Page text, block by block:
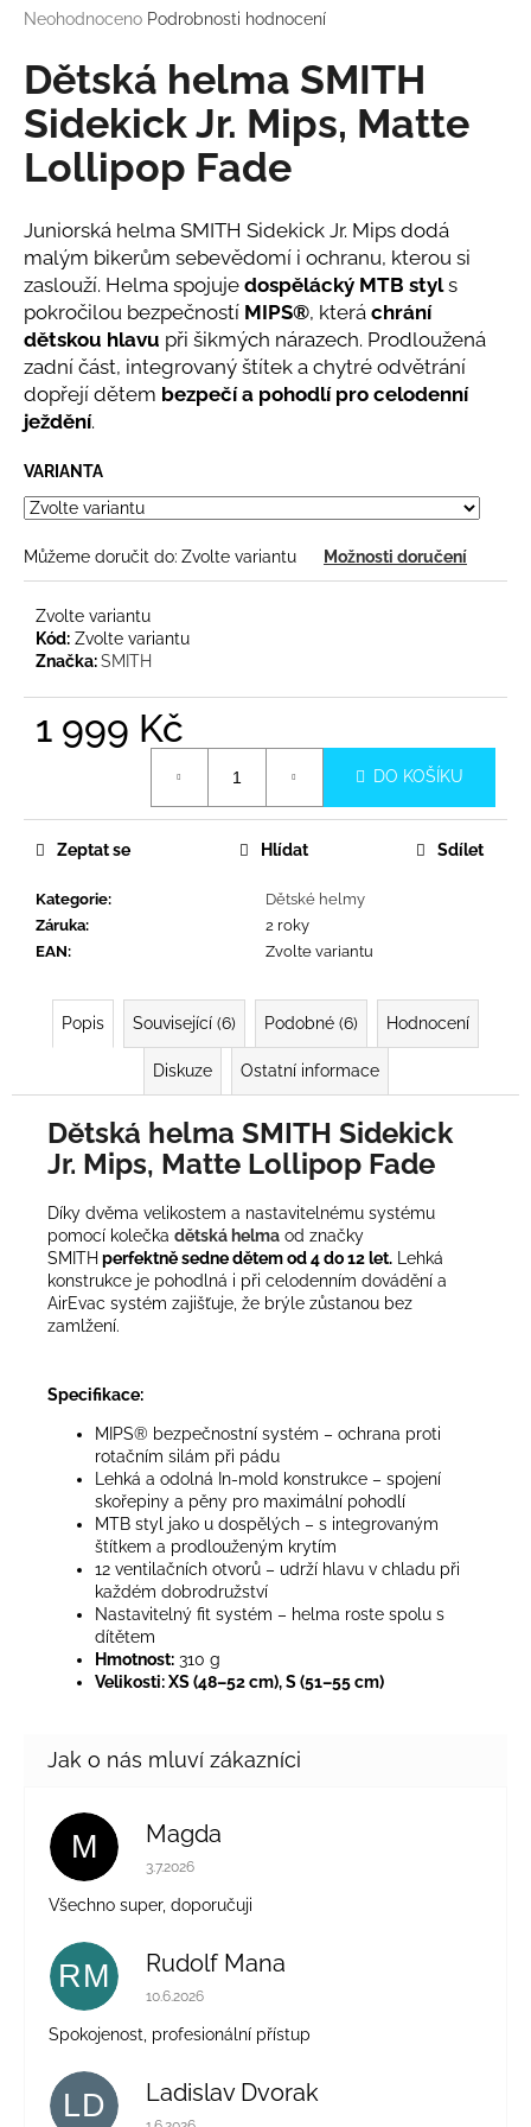
Průměrné
produktu
je
0,0
z
5
hvězdiček.
Neohodnoceno Podrobnosti hodnocení
Dětská helma SMITH
Sidekick Jr. Mips, Matte
Lollipop Fade
Juniorská helma SMITH Sidekick Jr. Mips dodá
malým bikerům sebevědomí i ochranu, kterou si
zaslouží. Helma spojuje dospělácký MTB styls
pokročilou bezpečností MIPS®, která chrání
dětskou hlavu při šikmých nárazech. Prodloužená
zadní část, integrovaný štítek a chytré odvětrání
dopřejí dětem bezpečí a pohodlí pro celodenní
ježdění.
VARIANTA
Můžeme doručit do: Zvolte variantu Možnosti doručení
Zvolte variantu
Kód: Zvolte variantu
Značka:SMITH
1 999 Kč
DO KOŠÍKU
Kategorie:
Dětské helmy
Záruka:
2 roky
EAN: Zvolte variantu
Zeptat se Hlídat Sdílet
Popis Související (6) Podobné (6) Hodnocení
Diskuze Ostatní informace
Dětská helma SMITH Sidekick
Jr. Mips, Matte Lollipop Fade
Díky dvěma velikostem a nastavitelnému systému
pomocí kolečka dětská helma od značky
SMITH perfektně sedne dětem od 4 do 12 let. Lehká
konstrukce je pohodlná i při celodenním dovádění a
AirEvac systém zajišťuje, že brýle zůstanou bez
zamlžení.
Specifikace:
MIPS® bezpečnostní systém – ochrana proti
rotačním silám při pádu
Lehká a odolná In-mold konstrukce – spojení
skořepiny a pěny pro maximální pohodlí
MTB styl jako u dospělých – s integrovaným
štítkem a prodlouženým krytím
12 ventilačních otvorů – udrží hlavu v chladu při
každém dobrodružství
Nastavitelný fit systém – helma roste spolu s
dítětem
Hmotnost: 310 g
Velikosti: XS (48–52 cm), S (51–55 cm)
M Magda
Hodnocení obchodu je 5 z 5 hvězdiček.
3.7.2026
Všechno super, doporučuji
RM Rudolf Mana
Hodnocení obchodu je 5 z 5 hvězdiček.
10.6.2026
Spokojenost, profesionální přístup
LD Ladislav Dvorak
Hodnocení obchodu je 5 z 5 hvězdiček.
a
j
í
t
?
HLEDAT
D
o
p
o
r
u
u
j
e
m
e